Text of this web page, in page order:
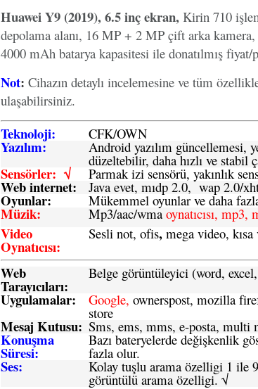
Huawei Y9 (2019), 6.5 inç ekran, Kirin 710
depolama alanı, 16 MP + 2 MP çift arka
4000 mAh batarya kapasitesi ile donatılmış fiyat/
Not: Cihazın detaylı incelemesine ve tüm
ulaşabilirsiniz.
Teknoloji: CFK/OWN
Yazılım: Android yazılım güncellemesi,
düzeltebilir, daha hızlı ve stabil
Sensörler: √ Parmak izi sensörü, yakınlık
Web internet: Java evet, mıdp 2.0, wap 2.0/
Oyunlar: Mükemmel oyunlar ve daha
Müzik: Mp3/aac/wmaoynatıcısı,
Video
Oynatıcısı:
Sesli not, ofis, mega video,
Web
Tarayıcıları:
Belge görüntüleyici (word,
Uygulamalar: Google, ownerspost, mozilla
store
Mesaj Kutusu: Sms, ems, mms, e-posta, multi
Konuşma
Süresi:
Bazı bateryelerde değişkenlik
fazla olur.
Ses: Kolay tuşlu arama özelligi 1 ile
görüntülü arama özelligi. √